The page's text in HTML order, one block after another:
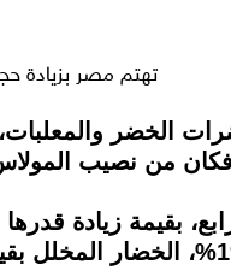
تهتم مصر بزيادة